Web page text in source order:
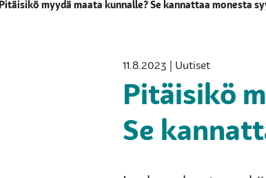
Pitäisikö myydä maata kunnalle? Se kannattaa monesta
11.8.2023 | Uutiset
Pitäisikö
Se